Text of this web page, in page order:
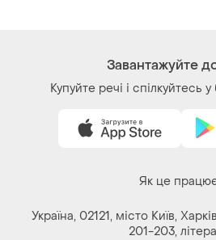
Завантажуйте
Купуйте речі і спілкуйтесь
Як це
Україна, 02121, місто Київ,
201-203,